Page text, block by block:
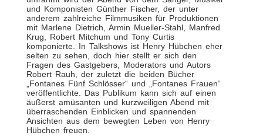
und Komponisten Günther Fischer, der unter
anderem zahlreiche Filmmusiken für Produktionen
mit Marlene Dietrich, Armin Mueller-Stahl, Manfred
Krug, Robert Mitchum und Tony Curtis
komponierte. In Talkshows ist Henry Hübchen eher
selten zu sehen, doch hier stellt er sich den
Fragen des Gastgebers, Moderators und Autors
Robert Rauh, der zuletzt die beiden Bücher
„Fontanes Fünf Schlösser“ und „Fontanes Frauen“
veröffentlichte. Das Publikum kann sich auf einen
äußerst amüsanten und kurzweiligen Abend mit
überraschenden Einblicken und spannenden
Ansichten aus dem bewegten Leben von Henry
Hübchen freuen.